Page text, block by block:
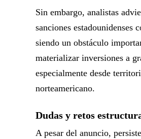
Sin embargo, analistas
sanciones estadounidenses
siendo un obstáculo
materializar inversiones a
especialmente desde
norteamericano.
Dudas y retos
A pesar del anuncio,